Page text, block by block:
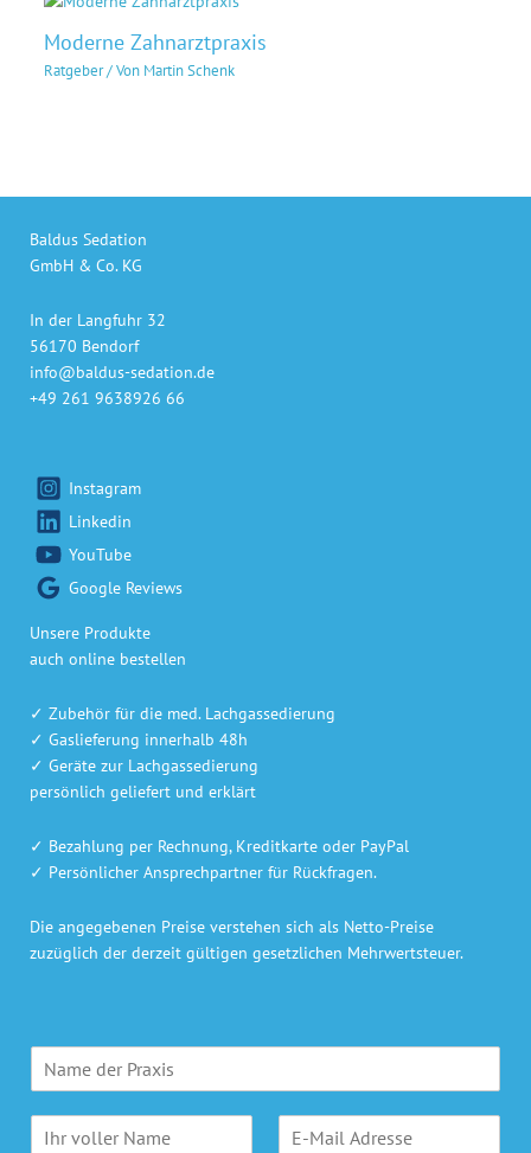
Moderne Zahnarztpraxis
Ratgeber/ Von Martin Schenk
Baldus Sedation
GmbH & Co. KG
In der Langfuhr 32
56170 Bendorf
info@baldus-sedation.de
+49 261 9638926 66
Instagram
Linkedin
YouTube
Google Reviews
Unsere Produkte
auch online bestellen
✓ Zubehör für die med. Lachgassedierung
✓ Gaslieferung innerhalb 48h
✓ Geräte zur Lachgassedierung
persönlich geliefert und erklärt
✓ Bezahlung per Rechnung, Kreditkarte oder PayPal
✓ Persönlicher Ansprechpartner für Rückfragen.
Die angegebenen Preise verstehen sich als Netto-Preise
zuzüglich der derzeit gültigen gesetzlichen Mehrwertsteuer.